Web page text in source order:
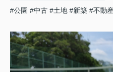
#公園 #中古 #土地 #新築 #不動